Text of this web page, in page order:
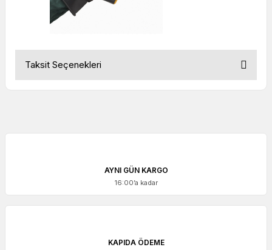
Taksit Seçenekleri
AYNI GÜN KARGO
16:00’a kadar
KAPIDA ÖDEME